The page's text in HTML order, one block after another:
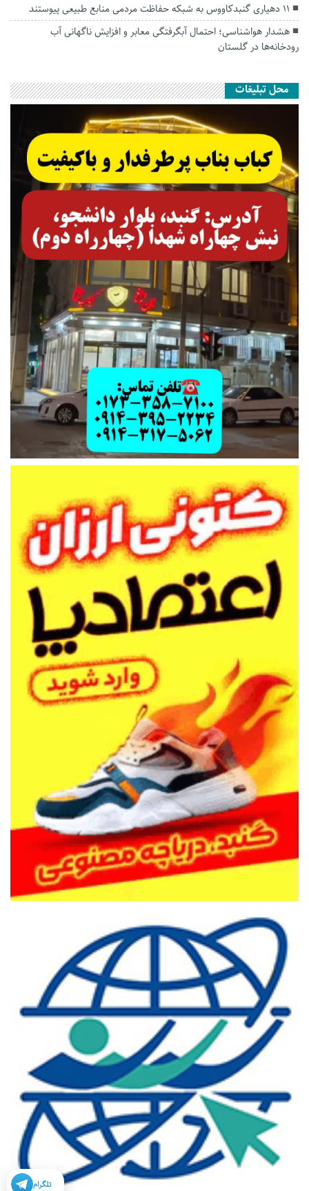
۱۱ دهیاری گنبدکاووس به شبکه حفاظت مردمی منابع طبیعی پیوستند
هشدار هواشناسی؛ احتمال آبگرفتگی معابر و افزایش ناگهانی آب
رودخانه‌ها در گلستان
محل تبلیغات
تلگرام